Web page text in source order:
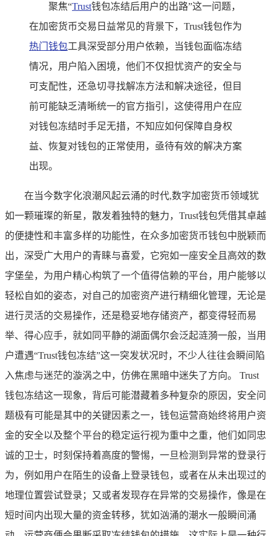
聚焦“Trust钱包冻结后用户的出路”这一问题，
在加密货币交易日益常见的背景下，Trust钱包作为
热门钱包工具深受部分用户依赖，当钱包面临冻结
情况，用户陷入困境，他们不仅担忧资产的安全与
可支配性，还急切寻找解冻方法和解决途径，但目
前可能缺乏清晰统一的官方指引，这使得用户在应
对钱包冻结时手足无措，不知应如何保障自身权
益、恢复对钱包的正常使用，亟待有效的解决方案
出现。
在当今数字化浪潮风起云涌的时代,数字加密货币领域犹
如一颗璀璨的新星，散发着独特的魅力，Trust钱包凭借其卓越
的便捷性和丰富多样的功能性，在众多加密货币钱包中脱颖而
出，深受广大用户的青睐与喜爱，它宛如一座安全且高效的数
字堡垒，为用户精心构筑了一个值得信赖的平台，用户能够以
轻松自如的姿态，对自己的加密资产进行精细化管理，无论是
进行灵活的交易操作，还是稳妥地存储资产，都变得轻而易
举、得心应手，就如同平静的湖面偶尔会泛起涟漪一般，当用
户遭遇“Trust钱包冻结”这一突发状况时，不少人往往会瞬间陷
入焦虑与迷茫的漩涡之中，仿佛在黑暗中迷失了方向。 Trust
钱包冻结这一现象，背后可能潜藏着多种复杂的原因，安全问
题极有可能是其中的关键因素之一，钱包运营商始终将用户资
金的安全以及整个平台的稳定运行视为重中之重，他们如同忠
诚的卫士，时刻保持着高度的警惕，一旦检测到异常的登录行
为，例如用户在陌生的设备上登录钱包，或者在从未出现过的
地理位置尝试登录；又或者发现存在异常的交易操作，像是在
短时间内出现大量的资金转移，犹如汹涌的潮水一般瞬间涌